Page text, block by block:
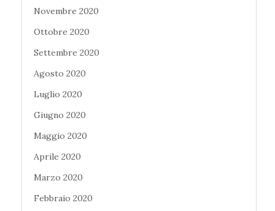
Novembre 2020
Ottobre 2020
Settembre 2020
Agosto 2020
Luglio 2020
Giugno 2020
Maggio 2020
Aprile 2020
Marzo 2020
Febbraio 2020